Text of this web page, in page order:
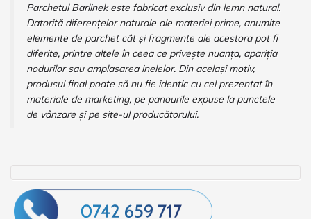
Parchetul Barlinek este fabricat exclusiv din lemn natural.
Datorită diferenţelor naturale ale materiei prime, anumite
elemente de parchet cât şi fragmente ale acestora pot fi
diferite, printre altele în ceea ce priveşte nuanţa, apariţia
nodurilor sau amplasarea inelelor. Din acelaşi motiv,
produsul final poate să nu fie identic cu cel prezentat în
materiale de marketing, pe panourile expuse la punctele
de vânzare şi pe site-ul producătorului.